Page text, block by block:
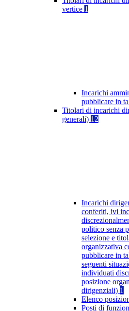
vertice 1
Incarichi
pubblicare in
Titolari di incarichi
generali) 12
Incarichi
conferiti, ivi
politico senza
selezione e
organizzativa
pubblicare in
seguenti
individuati
posizione
dirigenziali) 1
Elenco
Posti di